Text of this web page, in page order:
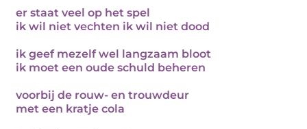
er staat veel op het spel
ik wil niet vechten ik wil niet dood
ik geef mezelf wel langzaam bloot
ik moet een oude schuld beheren
voorbij de rouw- en trouwdeur
met een kratje cola